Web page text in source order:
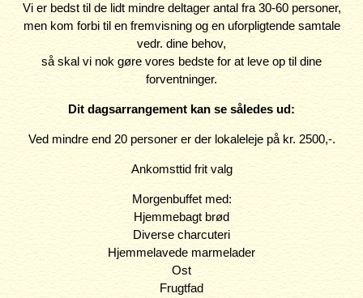
Vi er bedst til de lidt mindre deltager antal fra 30-60 personer,
men kom forbi til en fremvisning og en uforpligtende samtale
vedr. dine behov,
så skal vi nok gøre vores bedste for at leve op til dine
forventninger.
Dit dagsarrangement kan se således ud:
Ved mindre end 20 personer er der lokaleleje på kr. 2500,-.
Ankomsttid frit valg
Morgenbuffet med:
Hjemmebagt brød
Diverse charcuteri
Hjemmelavede marmelader
Ost
Frugtfad